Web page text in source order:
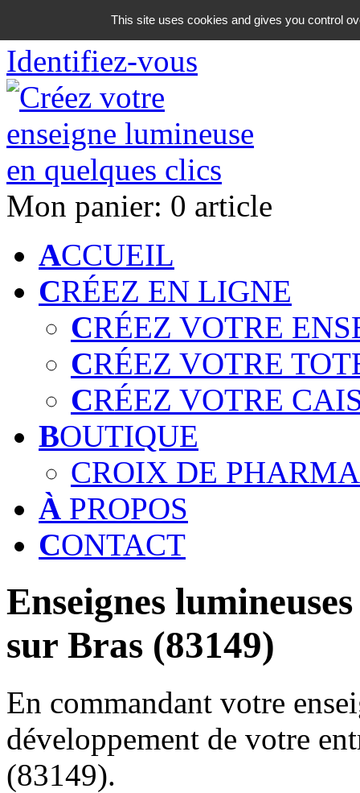
06 18 42 08 59
Identifiez-vous
Mon panier: 0 article
ACCUEIL
CRÉEZ EN LIGNE
CRÉEZ VOTRE
CRÉEZ VOTRE
CRÉEZ VOTRE
BOUTIQUE
CROIX DE
À PROPOS
CONTACT
Enseignes
sur Bras (83149)
En commandant votre
développement de votre
(83149).
This site uses cookies and gives you control